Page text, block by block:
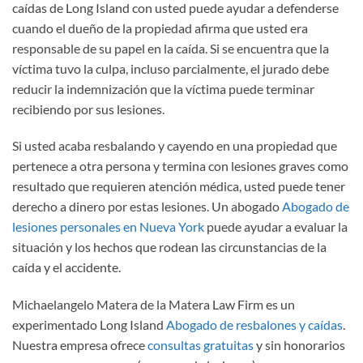
caídas de Long Island con usted puede ayudar a defenderse
cuando el dueño de la propiedad afirma que usted era
responsable de su papel en la caída. Si se encuentra que la
víctima tuvo la culpa, incluso parcialmente, el jurado debe
reducir la indemnización que la víctima puede terminar
recibiendo por sus lesiones.
Si usted acaba resbalando y cayendo en una propiedad que
pertenece a otra persona y termina con lesiones graves como
resultado que requieren atención médica, usted puede tener
derecho a dinero por estas lesiones. Un abogadoAbogado de
lesiones personales en Nueva York puede ayudar a evaluar la
situación y los hechos que rodean las circunstancias de la
caída y el accidente.
Michaelangelo Matera de la Matera Law Firm es un
experimentado Long Island Abogado de resbalones y caídas.
Nuestra empresa ofrececonsultas gratuitasy sin honorarios